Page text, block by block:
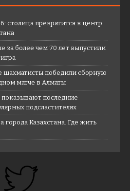
столица превратится в центр
за более чем 70 лет выпустили
шахматисты победили сборную
матче в Алматы
показывают последние
подсластителях
города Казахстана. Где жить